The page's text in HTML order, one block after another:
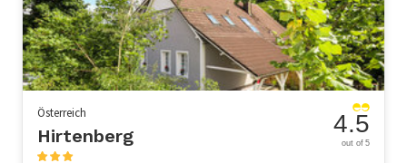
Österreich
Hirtenberg 4.5
out of 5